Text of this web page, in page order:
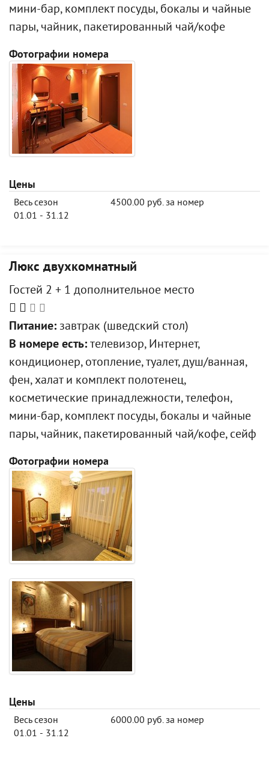
мини-бар, комплект посуды, бокалы и чайные
пары, чайник, пакетированный чай/кофе
Фотографии номера
Цены
Весь сезон
01.01 - 31.12
4500.00 руб. за номер
Люкс двухкомнатный
Гостей 2 + 1 дополнительное место
Питание: завтрак (шведский стол)
В номере есть: телевизор, Интернет,
кондиционер, отопление, туалет, душ/ванная,
фен, халат и комплект полотенец,
косметические принадлежности, телефон,
мини-бар, комплект посуды, бокалы и чайные
пары, чайник, пакетированный чай/кофе, сейф
Фотографии номера
Цены
Весь сезон
01.01 - 31.12
6000.00 руб. за номер